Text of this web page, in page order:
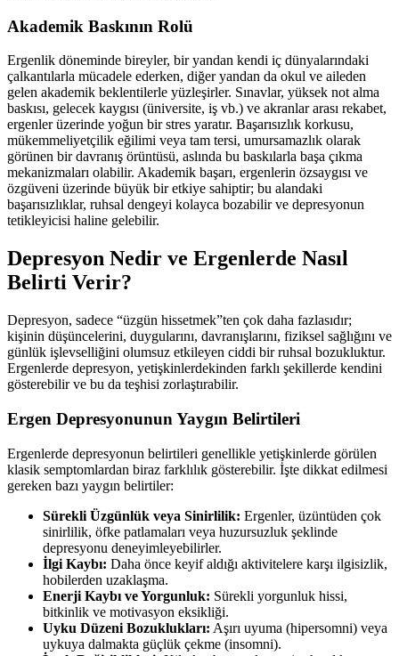
Akademik Baskının Rolü
Ergenlik döneminde bireyler, bir yandan kendi iç dünyalarındaki
çalkantılarla mücadele ederken, diğer yandan da okul ve aileden
gelen akademik beklentilerle yüzleşirler. Sınavlar, yüksek not alma
baskısı, gelecek kaygısı (üniversite, iş vb.) ve akranlar arası rekabet,
ergenler üzerinde yoğun bir stres yaratır. Başarısızlık korkusu,
mükemmeliyetçilik eğilimi veya tam tersi, umursamazlık olarak
görünen bir davranış örüntüsü, aslında bu baskılarla başa çıkma
mekanizmaları olabilir. Akademik başarı, ergenlerin özsaygısı ve
özgüveni üzerinde büyük bir etkiye sahiptir; bu alandaki
başarısızlıklar, ruhsal dengeyi kolayca bozabilir ve depresyonun
tetikleyicisi haline gelebilir.
Depresyon Nedir ve Ergenlerde Nasıl
Belirti Verir?
Depresyon, sadece “üzgün hissetmek”ten çok daha fazlasıdır;
kişinin düşüncelerini, duygularını, davranışlarını, fiziksel sağlığını ve
günlük işlevselliğini olumsuz etkileyen ciddi bir ruhsal bozukluktur.
Ergenlerde depresyon, yetişkinlerdekinden farklı şekillerde kendini
gösterebilir ve bu da teşhisi zorlaştırabilir.
Ergen Depresyonunun Yaygın Belirtileri
Ergenlerde depresyonun belirtileri genellikle yetişkinlerde görülen
klasik semptomlardan biraz farklılık gösterebilir. İşte dikkat edilmesi
gereken bazı yaygın belirtiler:
Sürekli Üzgünlük veya Sinirlilik: Ergenler, üzüntüden çok
sinirlilik, öfke patlamaları veya huzursuzluk şeklinde
depresyonu deneyimleyebilirler.
İlgi Kaybı: Daha önce keyif aldığı aktivitelere karşı ilgisizlik,
hobilerden uzaklaşma.
Enerji Kaybı ve Yorgunluk: Sürekli yorgunluk hissi,
bitkinlik ve motivasyon eksikliği.
Uyku Düzeni Bozuklukları: Aşırı uyuma (hipersomni) veya
uykuya dalmakta güçlük çekme (insomni).